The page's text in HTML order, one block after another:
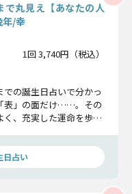
で丸見え【あなたの人
/幸
1回 3,740円（税込）
での誕生日占いで分かっ
表」の面だけ……。その
、充実した運命を歩め
い。
日占い